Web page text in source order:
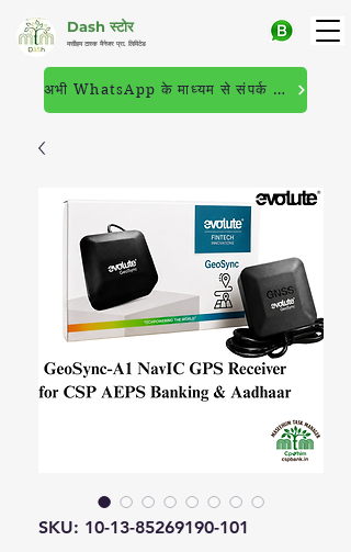
Dash स्टोर
मसीहम टास्क मैनेजर प्रा. लिमिटेड
अभी WhatsApp के माध्यम से संपर्क करें
SKU: 10-13-85269190-101